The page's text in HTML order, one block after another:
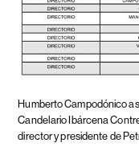
Humberto Campodónico
Candelario Ibárcena
director y presidente de